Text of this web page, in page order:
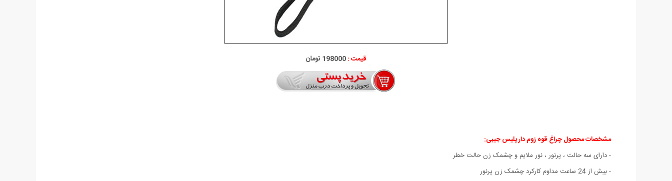
قیمت :198000 تومان
مشخصات محصول چراغ قوه زوم دار پلیس جیبی:
- دارای سه حالت ، پرنور ، نور ملایم و چشمک زن حالت خطر
- بیش از 24 ساعت مداوم کارکرد چشمک زن پرنور